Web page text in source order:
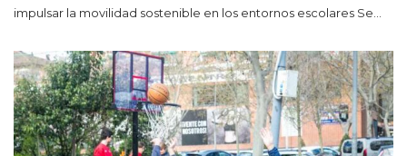
impulsar la movilidad sostenible en los entornos escolares Se…